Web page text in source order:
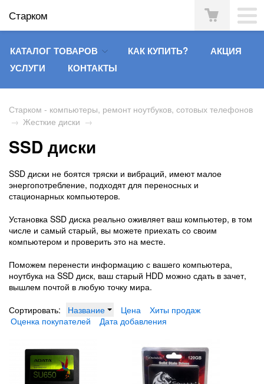
Старком
КАТАЛОГ ТОВАРОВ КАК КУПИТЬ?
АКЦИЯ
УСЛУГИ
КОНТАКТЫ
Старком - компьютеры, ремонт ноутбуков, сотовых телефонов
→ Жесткие диски →
SSD диски
SSD диски не боятся тряски и вибраций, имеют малое
энергопотребление, подходят для переносных и
стационарных компьютеров.
Установка SSD диска реально оживляет ваш компьютер, в том
числе и самый старый, вы можете приехать со своим
компьютером и проверить это на месте.
Поможем перенести информацию с вашего компьютера,
ноутбука на SSD диск, ваш старый HDD можно сдать в зачет,
вышлем почтой в любую точку мира.
Сортировать:
Название Цена
Хиты продаж
Оценка покупателей
Дата добавления